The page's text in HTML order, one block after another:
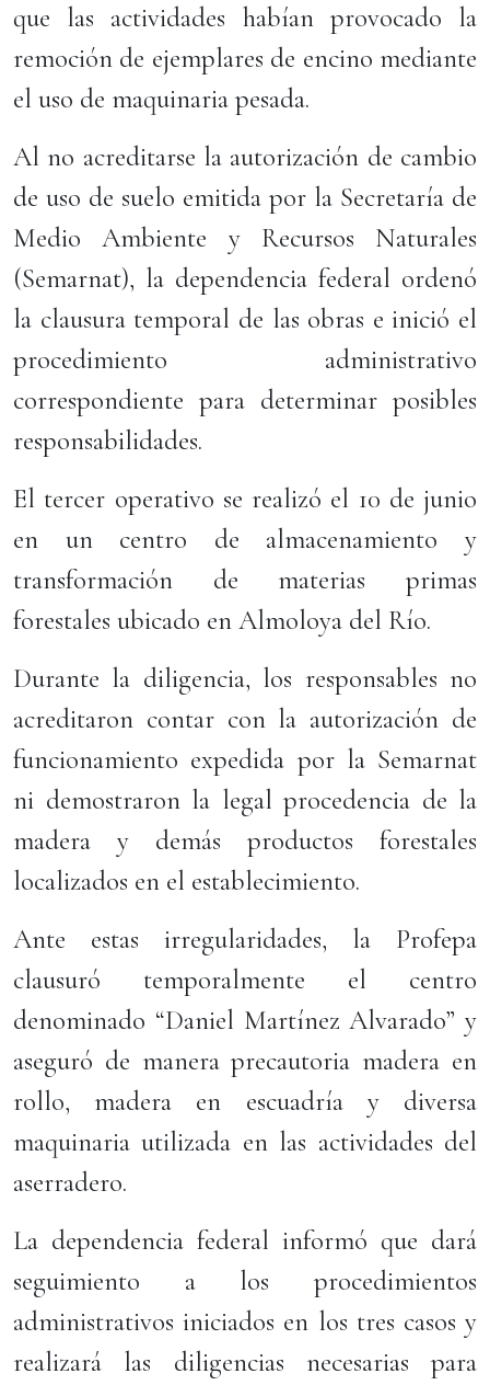
que las actividades habían provocado la
remoción de ejemplares de encino mediante
el uso de maquinaria pesada.
Al no acreditarse la autorización de cambio
de uso de suelo emitida por la Secretaría de
Medio Ambiente y Recursos Naturales
(Semarnat), la dependencia federal ordenó
la clausura temporal de las obras e inició el
procedimiento administrativo
correspondiente para determinar posibles
responsabilidades.
El tercer operativo se realizó el 10 de junio
en un centro de almacenamiento y
transformación de materias primas
forestales ubicado en Almoloya del Río.
Durante la diligencia, los responsables no
acreditaron contar con la autorización de
funcionamiento expedida por la Semarnat
ni demostraron la legal procedencia de la
madera y demás productos forestales
localizados en el establecimiento.
Ante estas irregularidades, la Profepa
clausuró temporalmente el centro
denominado “Daniel Martínez Alvarado” y
aseguró de manera precautoria madera en
rollo, madera en escuadría y diversa
maquinaria utilizada en las actividades del
aserradero.
La dependencia federal informó que dará
seguimiento a los procedimientos
administrativos iniciados en los tres casos y
realizará las diligencias necesarias para